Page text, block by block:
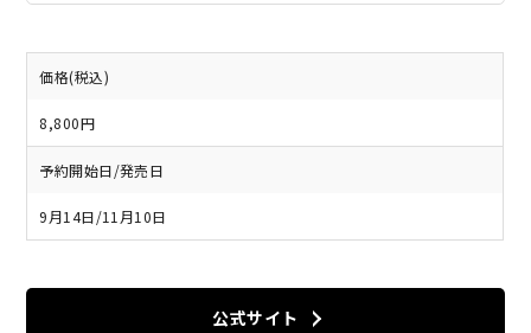
価格(税込)
8,800円
予約開始日/発売日
9月14日/11月10日
公式サイト